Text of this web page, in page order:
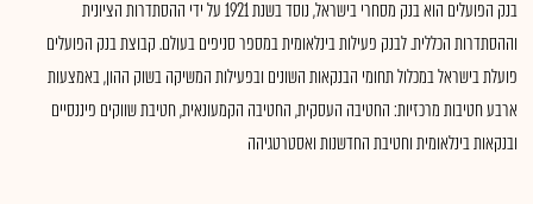
בנק הפועלים הוא בנק מסחרי בישראל, נוסד בשנת 1921 על ידי ההסתדרות הציונית
וההסתדרות הכללית. לבנק פעילות בינלאומית במספר סניפים בעולם. קבוצת בנק הפועלים
פועלת בישראל במכלול תחומי הבנקאות השונים ובפעילות המשיקה בשוק ההון, באמצעות
ארבע חטיבות מרכזיות: החטיבה העסקית, החטיבה הקמעונאית, חטיבת שווקים פיננסיים
ובנקאות בינלאומית וחטיבת החדשנות ואסטרטגיהה